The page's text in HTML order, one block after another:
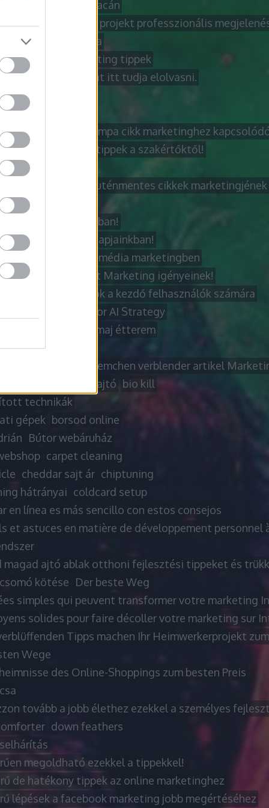
virágzó piacán
lakásfelújítási projekt professzionális
cikk azok számára
internetes marketing tippek
laptop tanácsokat itt tudja elolvasni.
módja annak
útmutató
útmutató a netlámpa cikk marketinghez
videó marketing tippek a szakértőktől!
jobb lehet
és a gluténmentes cikkek
folyamata
Ki is Ő valójában!
jelentősége napjainkban!
lépései a közösségi média marketingben
titkai az Ön Internet Marketing igényeinek!
laptop tanácsok a kezdő felhasználók számára
Diagnostic View for AI Strategy
badacsonytomaj étterem
beltéri ajtó
über effizientes Riemchen verblender artikel
billenő garázsajtó bio kill
technikák
gépek borsod online
Bútor webáruház
carpet cleaning
cheddar sajt ár chiptuning
hátrányai coldcard setup
en línea es más sencillo con estos consejos
et astuces en matière de développement personnel
magad ajtó ablak otthoni fejlesztési tippeket és
kötése Der beste Weg
simples qui peuvent transformer votre marketing
solides pour faire décoller votre marketing sur
Tipps machen Ihr Heimwerkerprojekt
Wege
des Online-Shoppings zum besten Preis
tovább a jobb élethez ezekkel a személyes
down feathers
megoldható ezekkel a tippekkel!
de hatékony tippek az online marketinghez
lépések a facebook marketing jobb megértéséhez